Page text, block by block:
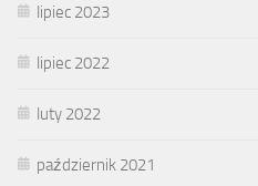
lipiec 2023
lipiec 2022
luty 2022
październik 2021